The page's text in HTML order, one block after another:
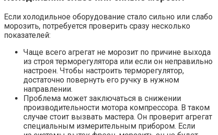
Если холодильное оборудование стало сильно или слабо
морозить, потребуется проверить сразу несколько
показателей:
Чаще всего агрегат не морозит по причине выхода
из строя терморегулятора или если он неправильно
настроен. Чтобы настроить терморегулятор,
достаточно повернуть его ручку в нужном
направлении.
Проблема может заключаться в снижении
производительности мотора компрессора. В таком
случае стоит вызвать мастера. Он проверит агрегат
специальным измерительным прибором. Если